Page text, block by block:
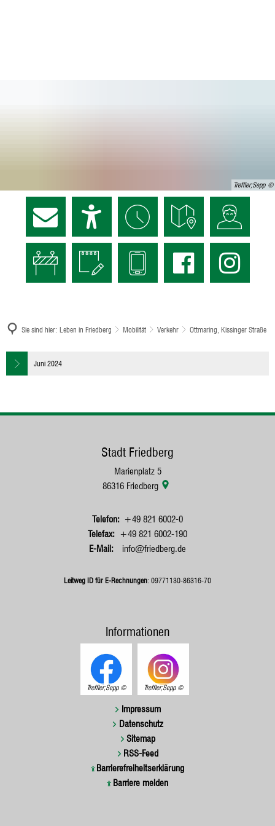
Treffler;Sepp
Sie sind hier: Leben in Friedberg Mobilität Verkehr Ottmaring, Kissinger Straße
Ottmaring,
Juni 2024
Stadt Friedberg
Marienplatz 5
86316 Friedberg
+49 821 6002-0
+49 821 6002-190
info@friedberg.de
Leitweg ID für E-Rechnungen: 09771130-86316-70
Informationen
Treffler;Sepp Treffler;Sepp
Impressum
Datenschutz
Sitemap
RSS-Feed
Barrierefreiheitserklärung
Barriere melden